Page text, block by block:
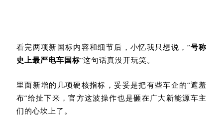
看完两项新国标内容和细节后，小忆我只想说，“号称
史上最严电车国标”这句话真没开玩笑。
里面新增的几项硬核指标，妥妥是把有些车企的“遮羞
布”给扯下来，官方这波操作也是砸在广大新能源车主
们的心坎上了。